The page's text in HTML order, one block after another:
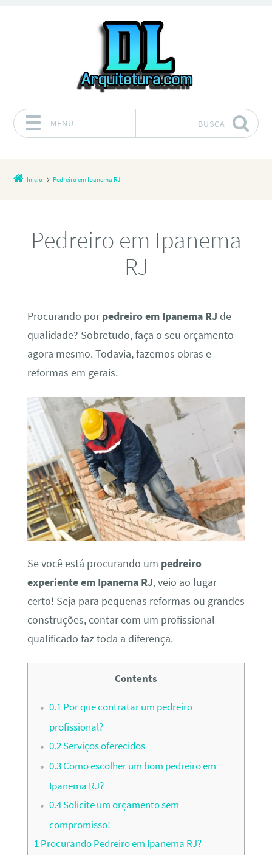
MENU BUSCA
Início Pedreiro em Ipanema RJ
Pedreiro em Ipanema
RJ
Procurando porpedreiro em Ipanema RJ de
qualidade? Sobretudo, faça o seu orçamento
agora mesmo. Todavia, fazemos obras e
reformas em gerais.
Se você está procurando um pedreiro
experiente em Ipanema RJ, veio ao lugar
certo! Seja para pequenas reformas ou grandes
construções, contar com um profissional
qualificado faz toda a diferença.
Contents
0.1Por que contratar um pedreiro
profissional?
0.2Serviços oferecidos
0.3Como escolher um bom pedreiro em
Ipanema RJ?
0.4Solicite um orçamento sem
compromisso!
1Procurando Pedreiro em Ipanema RJ?